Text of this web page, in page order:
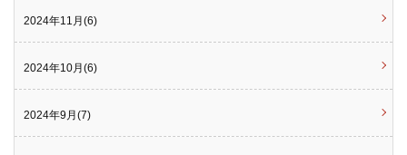
2024年11月(6)
2024年10月(6)
2024年9月(7)